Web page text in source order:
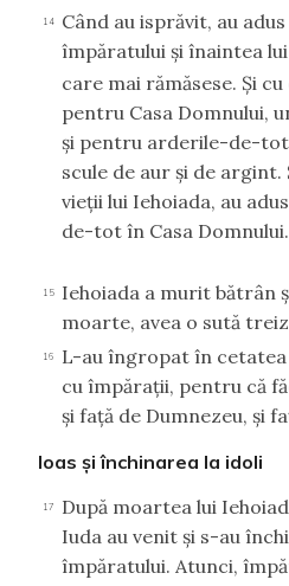
14
Când au isprăvit, au
împăratului şi înaintea
care mai rămăsese. Şi cu
pentru Casa Domnului,
şi pentru arderile-de-
scule de aur şi de
vieţii lui Iehoiada, au
de-tot în Casa Domnului.
15
Iehoiada a murit bătrân
moarte, avea o sută
16
L-au îngropat în cetatea
cu împăraţii, pentru că
şi faţă de Dumnezeu, şi
Ioas şi închinarea la idoli
17
După moartea lui
Iuda au venit şi s-au
împăratului. Atunci,